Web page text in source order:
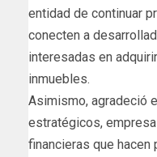
entidad de continuar
conecten a
interesadas en
inmuebles.
Asimismo, agradeció
estratégicos,
financieras que